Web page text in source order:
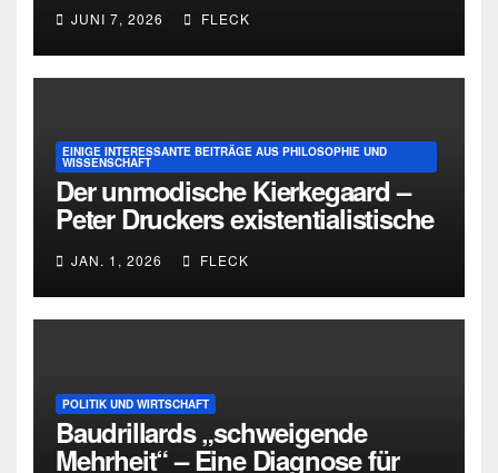
JUNI 7, 2026 FLECK
EINIGE INTERESSANTE BEITRÄGE AUS PHILOSOPHIE UND
WISSENSCHAFT
Der unmodische Kierkegaard –
Peter Druckers existentialistische
Intervention von 1933
JAN. 1, 2026 FLECK
POLITIK UND WIRTSCHAFT
Baudrillards „schweigende
Mehrheit“ – Eine Diagnose für